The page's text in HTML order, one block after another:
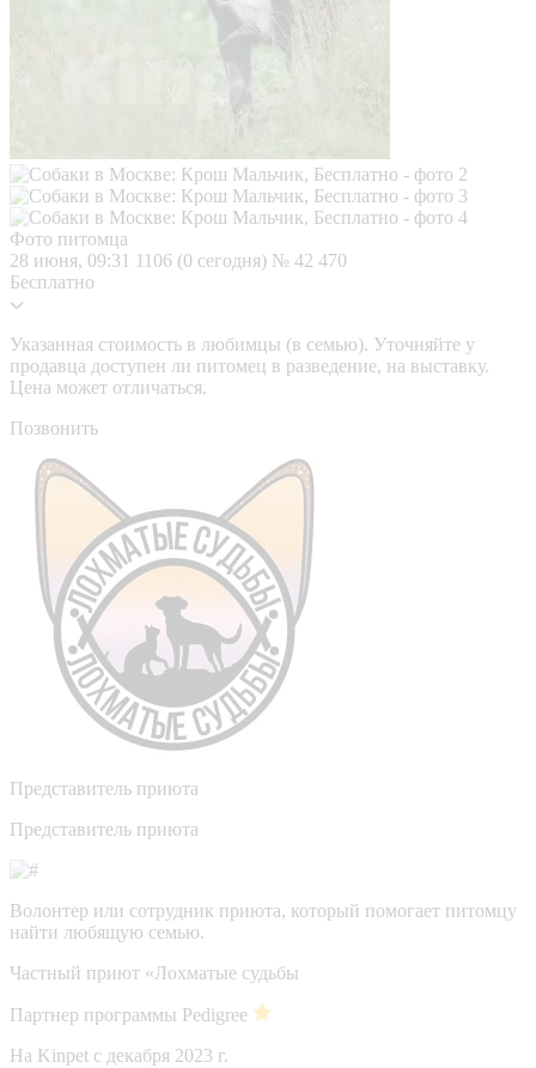
Фото питомца
28 июня, 09:31 1106 (0 сегодня) № 42 470
Бесплатно
Указанная стоимость в любимцы (в семью). Уточняйте у
продавца доступен ли питомец в разведение, на выставку.
Цена может отличаться.
Позвонить
Представитель приюта
Представитель приюта
Волонтер или сотрудник приюта, который помогает питомцу
найти любящую семью.
Частный приют «Лохматые судьбы
Партнер программы Pedigree
На Kinpet c декабря 2023 г.